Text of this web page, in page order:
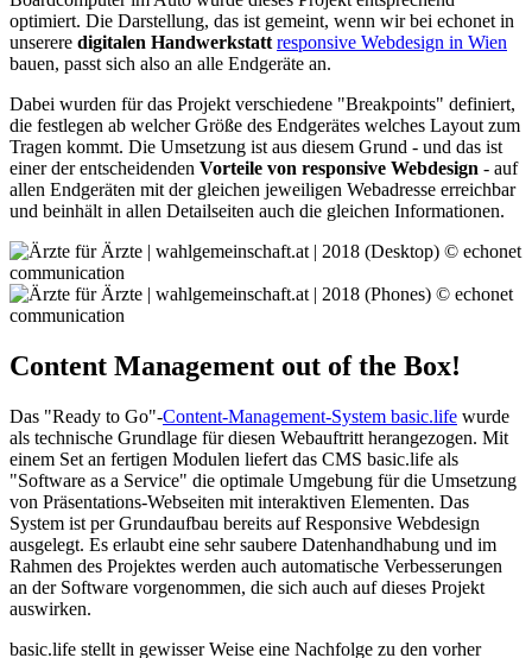
optimiert. Die Darstellung, das ist gemeint, wenn wir bei echonet in
unserere digitalen Handwerkstatt responsive Webdesign in Wien
bauen, passt sich also an alle Endgeräte an.
Dabei wurden für das Projekt verschiedene "Breakpoints" definiert,
die festlegen ab welcher Größe des Endgerätes welches Layout zum
Tragen kommt. Die Umsetzung ist aus diesem Grund - und das ist
einer der entscheidenden Vorteile von responsive Webdesign - auf
allen Endgeräten mit der gleichen jeweiligen Webadresse erreichbar
und beinhält in allen Detailseiten auch die gleichen Informationen.
Content Management out of the Box!
Das "Ready to Go"-Content-Management-System basic.life wurde
als technische Grundlage für diesen Webauftritt herangezogen. Mit
einem Set an fertigen Modulen liefert das CMS basic.life als
"Software as a Service" die optimale Umgebung für die Umsetzung
von Präsentations-Webseiten mit interaktiven Elementen. Das
System ist per Grundaufbau bereits auf Responsive Webdesign
ausgelegt. Es erlaubt eine sehr saubere Datenhandhabung und im
Rahmen des Projektes werden auch automatische Verbesserungen
an der Software vorgenommen, die sich auch auf dieses Projekt
auswirken.
basic.life stellt in gewisser Weise eine Nachfolge zu den vorher